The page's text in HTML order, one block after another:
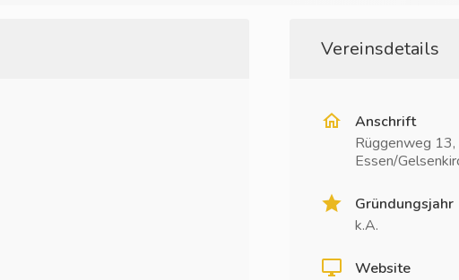
Vereinsdetails
Anschrift
Rüggenweg
Essen/
Gründungsjahr
k.A.
Website